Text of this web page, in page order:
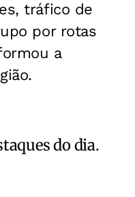
tráfico de
por rotas
a
do dia.